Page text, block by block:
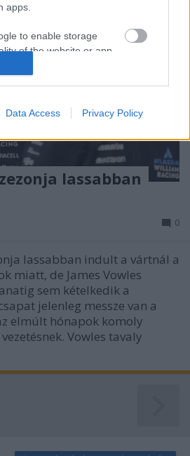
apps.
to enable storage
of the website or app.
to enable storage
to enable storage
authentication
prevention, and other
Data Access Privacy Policy
lassabban
0
lassabban indult a vártnál a
miatt, de James Vowles
sem kételkedik a
jelenleg messze van a
elmúlt hónapok komoly
Vowles tavaly